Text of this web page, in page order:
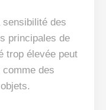
sensibilité des
principales de
trop élevée peut
des